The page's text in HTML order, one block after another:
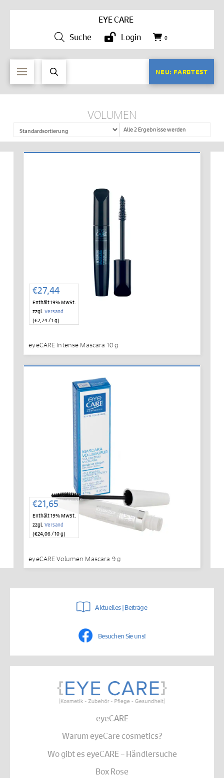
EYE CARE
Suche
Login 0
NEU: FARBTEST
VOLUMEN
Alle 2 Ergebnisse werden
angezeigt
€27,44
Enthält 19% MwSt.
zzgl. Versand
(€2,74/ 1 g)
eyeCARE Intense Mascara 10 g
€21,65
Enthält 19% MwSt.
zzgl. Versand
(€24,06/ 10 g)
eyeCARE Volumen Mascara 9 g
Aktuelles | Beiträge
Besuchen Sie uns!
eyeCARE
Warum eyeCare cosmetics?
Wo gibt es eyeCARE – Händlersuche
Box Rose